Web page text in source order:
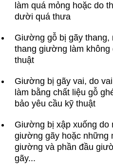
làm quá mỏng hoặc do
dười quá thưa
Giường gỗ bị gãy thang,
thang giường làm không
thuật
Giường bị gãy vai, do
làm bằng chất liệu gỗ
bảo yêu cầu kỹ thuật
Giường bị xập xuống do
giường gãy hoặc những
giường và phần đầu
gãy...